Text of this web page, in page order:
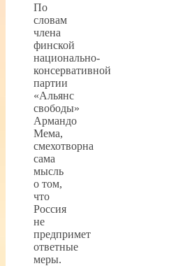
По
словам
члена
финской
национально-
консервативной
партии
«Альянс
свободы»
Армандо
Мема,
смехотворна
сама
мысль
о том,
что
Россия
не
предпримет
ответные
меры.